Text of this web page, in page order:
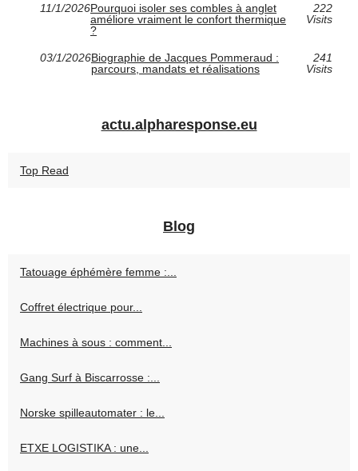
11/1/2026Pourquoi isoler ses combles à anglet
améliore vraiment le confort thermique
?
222
Visits
03/1/2026Biographie de Jacques Pommeraud :
parcours, mandats et réalisations
241
Visits
actu.alpharesponse.eu
Top Read
Blog
Tatouage éphémère femme :...
Coffret électrique pour...
Machines à sous : comment...
Gang Surf à Biscarrosse :...
Norske spilleautomater : le...
ETXE LOGISTIKA : une...